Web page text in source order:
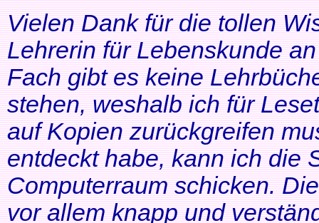
Vielen Dank für die tollen
Lehrerin für Lebenskunde
Fach gibt es keine
stehen, weshalb ich für
auf Kopien zurückgreifen
entdeckt habe, kann ich die
Computerraum schicken.
vor allem knapp und